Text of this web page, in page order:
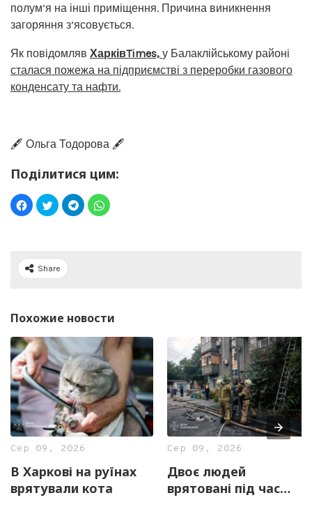
полум’я на інші приміщення. Причина виникнення
загоряння з’ясовується.
Як повідомляв ХарківTimes, у Балаклійському районі
сталася пожежа на підприємстві з переробки газового
конденсату та нафти.
🖋️ Ольга Тодорова 🖋️
Поділитися цим:
Share
Похожие новости
Сер 09, 2026
В Харкові на руїнах
врятували кота
Сер 09, 2026
Двоє людей
врятовані під час